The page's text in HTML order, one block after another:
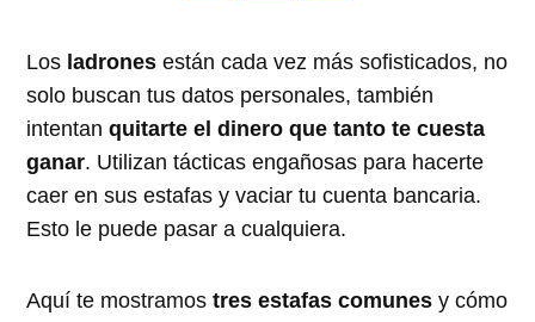
Los ladrones están cada vez más sofisticados, no
solo buscan tus datos personales, también
intentanquitarte el dinero que tanto te cuesta
ganar. Utilizan tácticas engañosas para hacerte
caer en sus estafas y vaciar tu cuenta bancaria.
Esto le puede pasar a cualquiera.
Aquí te mostramostres estafas comunes y cómo